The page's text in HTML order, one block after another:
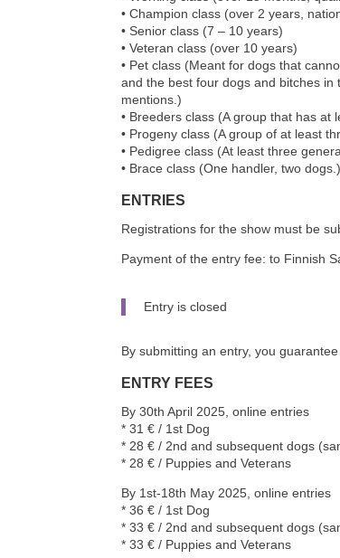
• Champion class (over 2 years,
• Senior class (7 – 10 years)
• Veteran class (over 10 years)
• Pet class (Meant for dogs that
and the best four dogs and bitches
mentions.)
• Breeders class (A group that has
• Progeny class (A group of at least
• Pedigree class (At least three
• Brace class (One handler, two dogs.)
ENTRIES
Registrations for the show must be
Payment of the entry fee: to Finnish
Entry is closed
By submitting an entry, you
ENTRY FEES
By 30th April 2025, online entries
* 31 € / 1st Dog
* 28 € / 2nd and subsequent dogs
* 28 € / Puppies and Veterans
By 1st-18th May 2025, online entries
* 36 € / 1st Dog
* 33 € / 2nd and subsequent dogs
* 33 € / Puppies and Veterans